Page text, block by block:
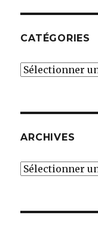
CATÉGORIES
Catégories
ARCHIVES
Archives